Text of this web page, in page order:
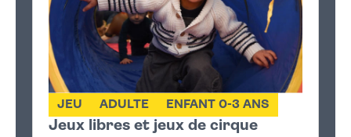
Jeux libres et jeux de cirque
JEU ADULTE ENFANT 0-3 ANS